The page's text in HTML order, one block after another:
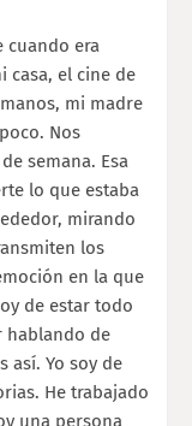
cuando era
casa, el cine de
mi madre
Nos
semana. Esa
lo que estaba
mirando
los
en la que
de estar todo
hablando de
así. Yo soy de
He trabajado
una persona